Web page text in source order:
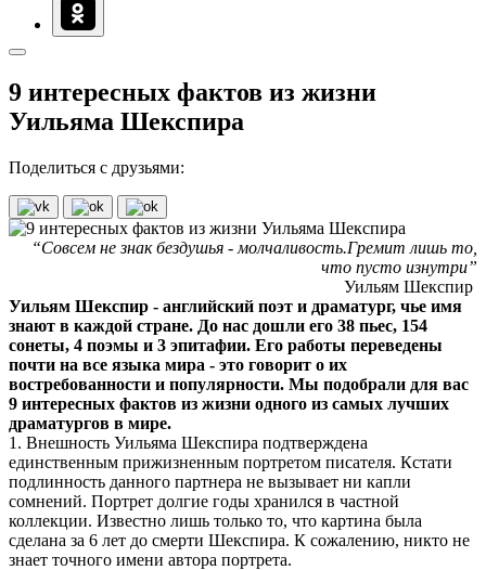
9 интересных фактов из жизни
Уильяма Шекспира
Поделиться с друзьями:
“Совсем не знак бездушья - молчаливость.Гремит лишь то,
что пусто изнутри”
Уильям Шекспир
Уильям Шекспир - английский поэт и драматург, чье имя
знают в каждой стране. До нас дошли его 38 пьес, 154
сонеты, 4 поэмы и 3 эпитафии. Его работы переведены
почти на все языка мира - это говорит о их
востребованности и популярности. Мы подобрали для вас
9 интересных фактов из жизни одного из самых лучших
драматургов в мире.
1. Внешность Уильяма Шекспира подтверждена
единственным прижизненным портретом писателя. Кстати
подлинность данного партнера не вызывает ни капли
сомнений. Портрет долгие годы хранился в частной
коллекции. Известно лишь только то, что картина была
сделана за 6 лет до смерти Шекспира. К сожалению, никто не
знает точного имени автора портрета.